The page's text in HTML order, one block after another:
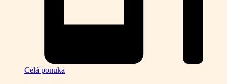
Celá ponuka